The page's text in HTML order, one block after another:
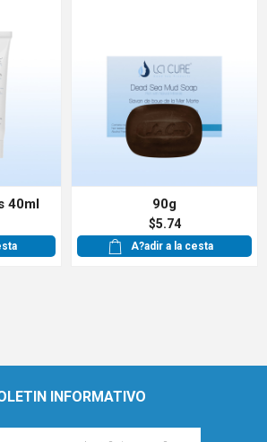
40ml 90g
$5.74
A?adir a la cesta
INFORMATIVO